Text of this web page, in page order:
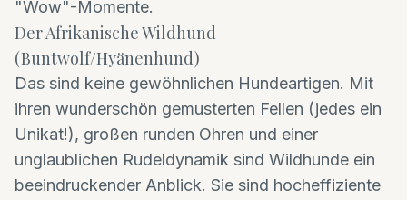
"Wow"-Momente.
Der Afrikanische Wildhund
(Buntwolf/Hyänenhund)
Das sind keine gewöhnlichen Hundeartigen. Mit
ihren wunderschön gemusterten Fellen (jedes ein
Unikat!), großen runden Ohren und einer
unglaublichen Rudeldynamik sind Wildhunde ein
beeindruckender Anblick. Sie sind hocheffiziente